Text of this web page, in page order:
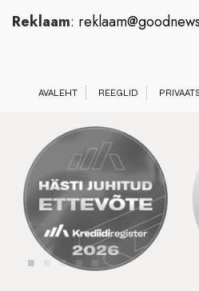
Reklaam:
AVALEHT REEGLID